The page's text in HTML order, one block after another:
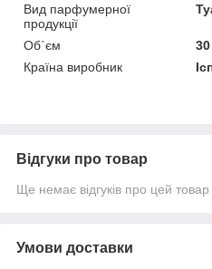
Вид парфумерної
продукції
Об`єм
Країна виробник
Відгуки про товар
Ще немає відгуків про цей товар
Умови доставки